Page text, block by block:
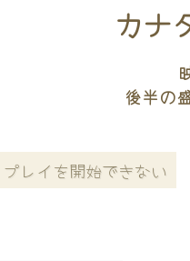
カナ
後半の
プレイを開始できない